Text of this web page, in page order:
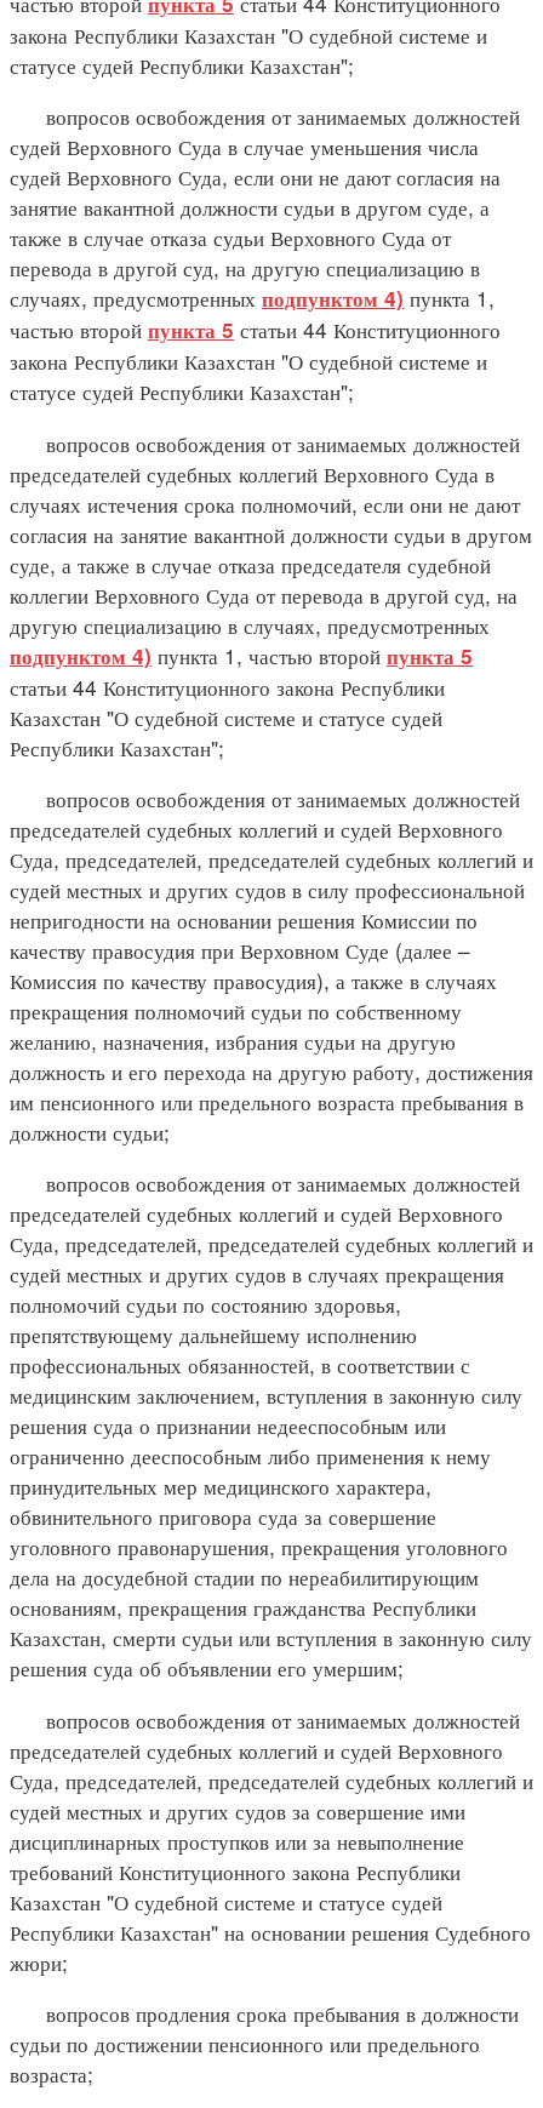
закона Республики Казахстан "О судебной системе и
статусе судей Республики Казахстан";
вопросов освобождения от занимаемых должностей
судей Верховного Суда в случае уменьшения числа
судей Верховного Суда, если они не дают согласия на
занятие вакантной должности судьи в другом суде, а
также в случае отказа судьи Верховного Суда от
перевода в другой суд, на другую специализацию в
случаях, предусмотренных подпунктом 4) пункта 1,
частью второй пункта 5 статьи 44 Конституционного
закона Республики Казахстан "О судебной системе и
статусе судей Республики Казахстан";
вопросов освобождения от занимаемых должностей
председателей судебных коллегий Верховного Суда в
случаях истечения срока полномочий, если они не дают
согласия на занятие вакантной должности судьи в другом
суде, а также в случае отказа председателя судебной
коллегии Верховного Суда от перевода в другой суд, на
другую специализацию в случаях, предусмотренных
подпунктом 4) пункта 1, частью второй пункта 5
статьи 44 Конституционного закона Республики
Казахстан "О судебной системе и статусе судей
Республики Казахстан";
вопросов освобождения от занимаемых должностей
председателей судебных коллегий и судей Верховного
Суда, председателей, председателей судебных коллегий и
судей местных и других судов в силу профессиональной
непригодности на основании решения Комиссии по
качеству правосудия при Верховном Суде (далее –
Комиссия по качеству правосудия), а также в случаях
прекращения полномочий судьи по собственному
желанию, назначения, избрания судьи на другую
должность и его перехода на другую работу, достижения
им пенсионного или предельного возраста пребывания в
должности судьи;
вопросов освобождения от занимаемых должностей
председателей судебных коллегий и судей Верховного
Суда, председателей, председателей судебных коллегий и
судей местных и других судов в случаях прекращения
полномочий судьи по состоянию здоровья,
препятствующему дальнейшему исполнению
профессиональных обязанностей, в соответствии с
медицинским заключением, вступления в законную силу
решения суда о признании недееспособным или
ограниченно дееспособным либо применения к нему
принудительных мер медицинского характера,
обвинительного приговора суда за совершение
уголовного правонарушения, прекращения уголовного
дела на досудебной стадии по нереабилитирующим
основаниям, прекращения гражданства Республики
Казахстан, смерти судьи или вступления в законную силу
решения суда об объявлении его умершим;
вопросов освобождения от занимаемых должностей
председателей судебных коллегий и судей Верховного
Суда, председателей, председателей судебных коллегий и
судей местных и других судов за совершение ими
дисциплинарных проступков или за невыполнение
требований Конституционного закона Республики
Казахстан "О судебной системе и статусе судей
Республики Казахстан" на основании решения Судебного
жюри;
вопросов продления срока пребывания в должности
судьи по достижении пенсионного или предельного
возраста;